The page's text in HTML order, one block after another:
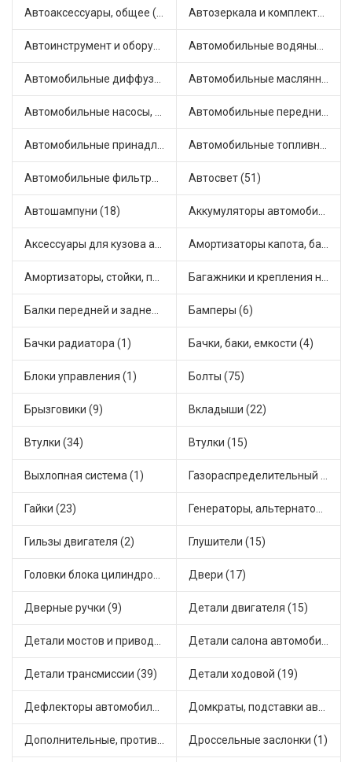
Автоаксессуары, общее (1) Автозеркала и комплектующие (11)
Автоинструмент и оборудование (7) Автомобильные водяные насосы (14)
Автомобильные диффузоры и вентиляторы (4) Автомобильные маслянные насосы (9)
Автомобильные насосы, компрессоры и манометры (1) Автомобильные передние фары (12)
Автомобильные принадлежности и аксессуары (6) Автомобильные топливные насосы (17)
Автомобильные фильтры (1) Автосвет (51)
Автошампуни (18) Аккумуляторы автомобильные (2)
Аксессуары для кузова автомобиля (1) Амортизаторы капота, багажника (6)
Амортизаторы, стойки, подушки стоек (36) Багажники и крепления на крышу (1)
Балки передней и задней подвески (4) Бамперы (6)
Бачки радиатора (1) Бачки, баки, емкости (4)
Блоки управления (1) Болты (75)
Брызговики (9) Вкладыши (22)
Втулки (34) Втулки (15)
Выхлопная система (1) Газораспределительный механизм (2)
Гайки (23) Генераторы, альтернаторы и комплектующие (48)
Гильзы двигателя (2) Глушители (15)
Головки блока цилиндров (2) Двери (17)
Дверные ручки (9) Детали двигателя (15)
Детали мостов и привода трансмиссии (58) Детали салона автомобиля (47)
Детали трансмиссии (39) Детали ходовой (19)
Дефлекторы автомобильные (4) Домкраты, подставки автомобильные (1)
Дополнительные, противотуманные фары (2) Дроссельные заслонки (1)